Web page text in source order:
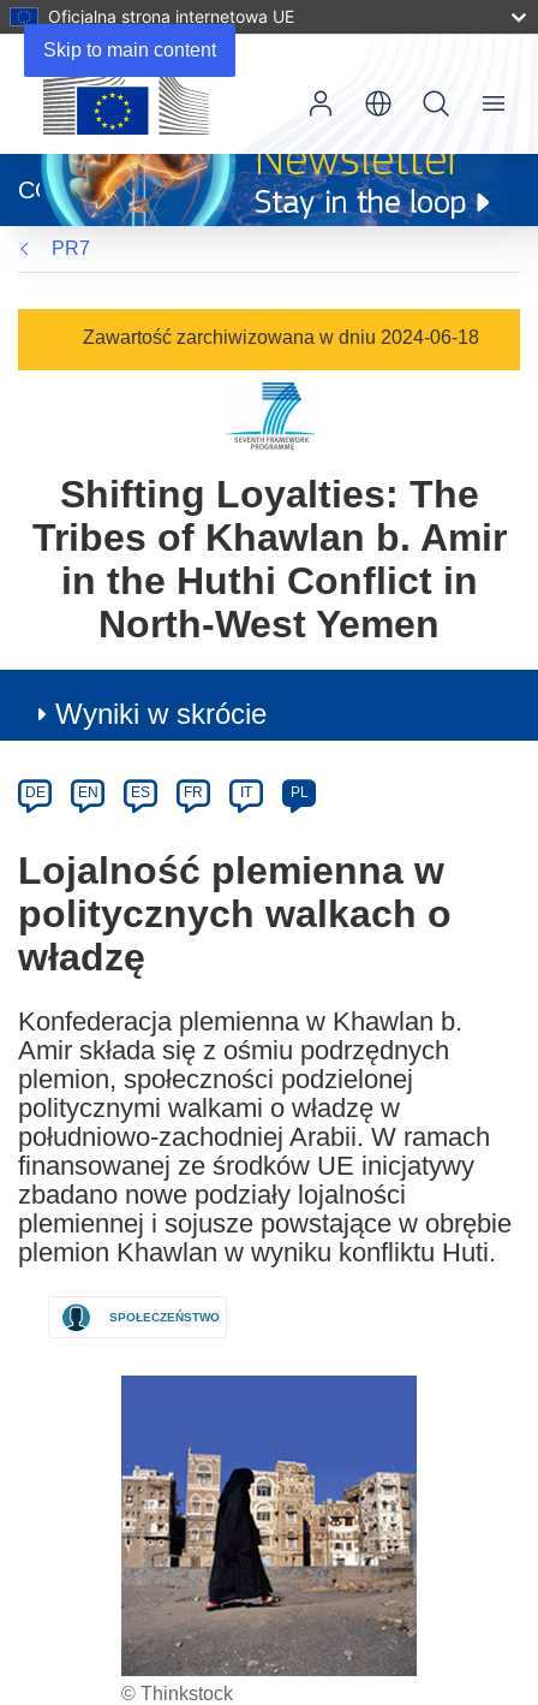
Skip to main content
Oficjalna strona internetowa UE
otworzy
się
w
nowym
oknie)
CORDIS
Menu
PR7
Zawartość zarchiwizowana w dniu 2024-06-18
Shifting Loyalties: The
Tribes of Khawlan b. Amir
in the Huthi Conflict in
North-West Yemen
Wyniki w skrócie
Category
Article
available
the
following
languages:
DE EN ES FR IT PL
Lojalność plemienna w
politycznych walkach o
władzę
Konfederacja plemienna w Khawlan b.
Amir składa się z ośmiu podrzędnych
plemion, społeczności podzielonej
politycznymi walkami o władzę w
południowo-zachodniej Arabii. W ramach
finansowanej ze środków UE inicjatywy
zbadano nowe podziały lojalności
plemiennej i sojusze powstające w obrębie
plemion Khawlan w wyniku konfliktu Huti.
SPOŁECZEŃSTWO
© Thinkstock